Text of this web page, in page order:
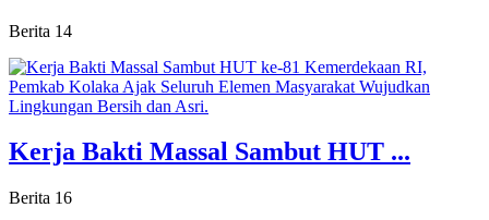
Berita 14
Kerja Bakti Massal Sambut HUT ...
Berita 16